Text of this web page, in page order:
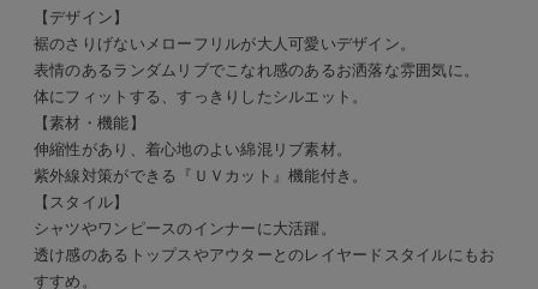
【デザイン】
裾のさりげないメローフリルが大人可愛いデザイン。
表情のあるランダムリブでこなれ感のあるお洒落な雰囲気に。
体にフィットする、すっきりしたシルエット。
【素材・機能】
伸縮性があり、着心地のよい綿混リブ素材。
紫外線対策ができる『ＵＶカット』機能付き。
【スタイル】
シャツやワンピースのインナーに大活躍。
透け感のあるトップスやアウターとのレイヤードスタイルにもお
すすめ。